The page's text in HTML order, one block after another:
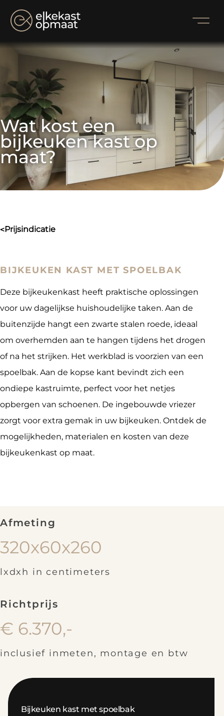
Wat kost een
bijkeuken kast op
maat?
> prijsindicatie
BIJKEUKEN KAST MET SPOELBAK
Deze bijkeukenkast heeft praktische oplossingen
voor uw dagelijkse huishoudelijke taken. Aan de
buitenzijde hangt een zwarte stalen roede, ideaal
om overhemden aan te hangen tijdens het drogen
of na het strijken. Het werkblad is voorzien van een
spoelbak. Aan de kopse kant bevindt zich een
ondiepe kastruimte, perfect voor het netjes
opbergen van schoenen. De ingebouwde vriezer
zorgt voor extra gemak in uw bijkeuken. Ontdek de
mogelijkheden, materialen en kosten van deze
bijkeukenkast op maat.
Afmeting
320x60x260
lxdxh in centimeters
Richtprijs
€ 6.370,-
inclusief inmeten, montage en btw
Bijkeuken kast met spoelbak